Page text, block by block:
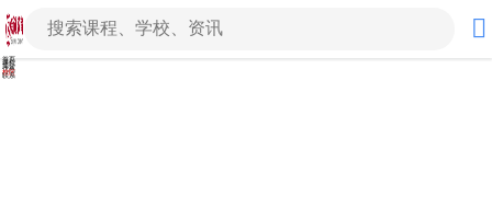
首页
课程
简介
优惠
校区
联系